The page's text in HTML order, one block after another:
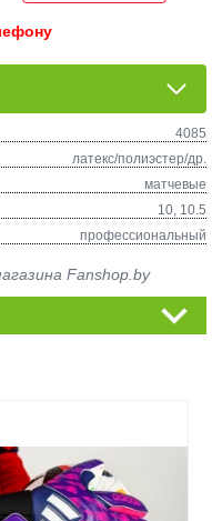
4085
латекс/полиэстер/др.
матчевые
10, 10.5
профессиональный
Fanshop.by